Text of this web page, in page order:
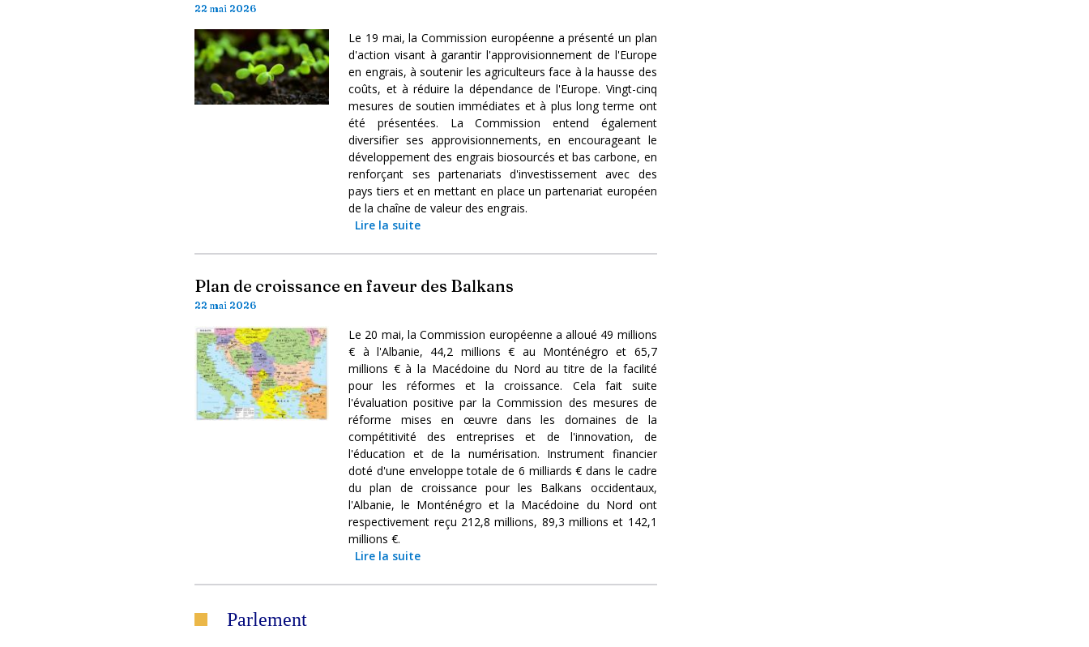
22 mai 2026
Le 19 mai, la Commission européenne a présenté un plan
d'action visant à garantir l'approvisionnement de l'Europe
en engrais, à soutenir les agriculteurs face à la hausse des
coûts, et à réduire la dépendance de l'Europe. Vingt-cinq
mesures de soutien immédiates et à plus long terme ont
été présentées. La Commission entend également
diversifier ses approvisionnements, en encourageant le
développement des engrais biosourcés et bas carbone, en
renforçant ses partenariats d'investissement avec des
pays tiers et en mettant en place un partenariat européen
de la chaîne de valeur des engrais.
Lire la suite
Plan de croissance en faveur des Balkans
22 mai 2026
Le 20 mai, la Commission européenne a alloué 49 millions
€ à l'Albanie, 44,2 millions € au Monténégro et 65,7
millions € à la Macédoine du Nord au titre de la facilité
pour les réformes et la croissance. Cela fait suite
l'évaluation positive par la Commission des mesures de
réforme mises en œuvre dans les domaines de la
compétitivité des entreprises et de l'innovation, de
l'éducation et de la numérisation. Instrument financier
doté d'une enveloppe totale de 6 milliards € dans le cadre
du plan de croissance pour les Balkans occidentaux,
l'Albanie, le Monténégro et la Macédoine du Nord ont
respectivement reçu 212,8 millions, 89,3 millions et 142,1
millions €.
Lire la suite
Parlement